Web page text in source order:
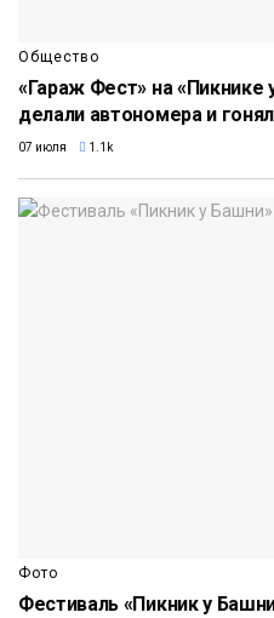
Общество
«Гараж Фест» на «Пикнике
делали автономера и
07 июля 1.1k
Фото
Фестиваль «Пикник у